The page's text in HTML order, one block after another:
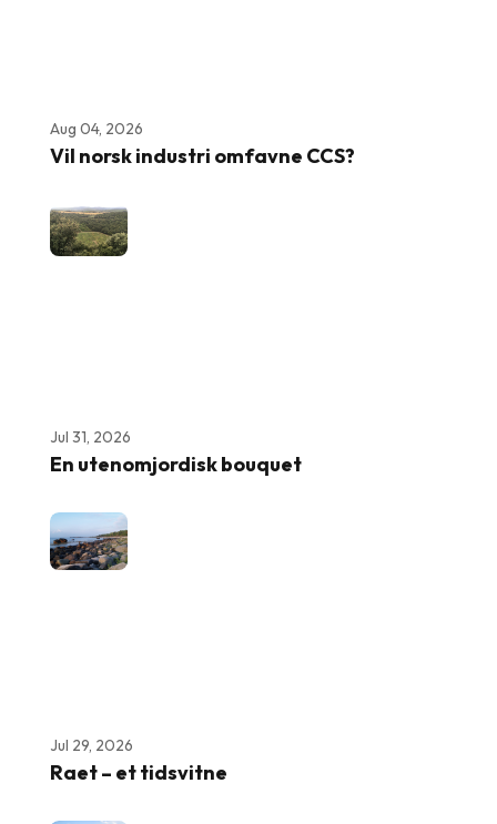
Aug 04, 2026
Vil norsk industri omfavne CCS?
Jul 31, 2026
En utenomjordisk bouquet
Jul 29, 2026
Raet – et tidsvitne